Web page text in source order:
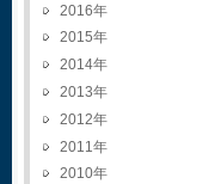
2016
2015
2014
2013
2012
2011
2010